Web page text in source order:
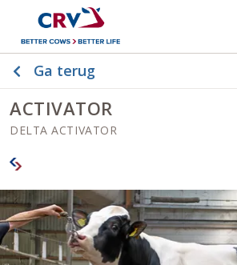
Ga terug
ACTIVATOR
DELTA ACTIVATOR